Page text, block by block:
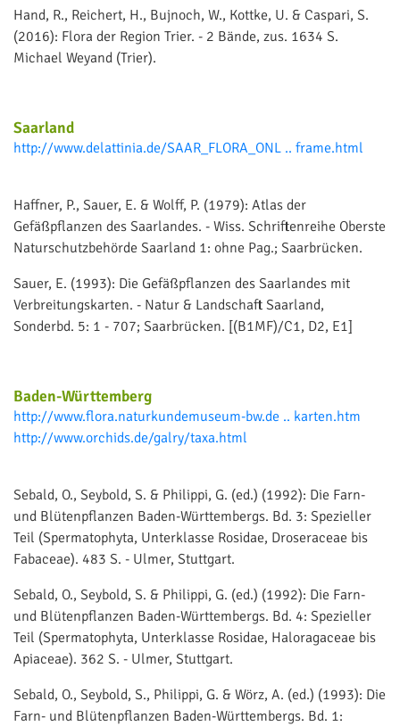
Hand, R., Reichert, H., Bujnoch, W., Kottke, U. & Caspari, S.
(2016): Flora der Region Trier. - 2 Bände, zus. 1634 S.
Michael Weyand (Trier).
Saarland
http://www.delattinia.de/SAAR_FLORA_ONL .. frame.html
Haffner, P., Sauer, E. & Wolff, P. (1979): Atlas der
Gefäßpflanzen des Saarlandes. - Wiss. Schriftenreihe Oberste
Naturschutzbehörde Saarland 1: ohne Pag.; Saarbrücken.
Sauer, E. (1993): Die Gefäßpflanzen des Saarlandes mit
Verbreitungskarten. - Natur & Landschaft Saarland,
Sonderbd. 5: 1 - 707; Saarbrücken. [(B1MF)/C1, D2, E1]
Baden-Württemberg
http://www.flora.naturkundemuseum-bw.de .. karten.htm
http://www.orchids.de/galry/taxa.html
Sebald, O., Seybold, S. & Philippi, G. (ed.) (1992): Die Farn-
und Blütenpflanzen Baden-Württembergs. Bd. 3: Spezieller
Teil (Spermatophyta, Unterklasse Rosidae, Droseraceae bis
Fabaceae). 483 S. - Ulmer, Stuttgart.
Sebald, O., Seybold, S. & Philippi, G. (ed.) (1992): Die Farn-
und Blütenpflanzen Baden-Württembergs. Bd. 4: Spezieller
Teil (Spermatophyta, Unterklasse Rosidae, Haloragaceae bis
Apiaceae). 362 S. - Ulmer, Stuttgart.
Sebald, O., Seybold, S., Philippi, G. & Wörz, A. (ed.) (1993): Die
Farn- und Blütenpflanzen Baden-Württembergs. Bd. 1: